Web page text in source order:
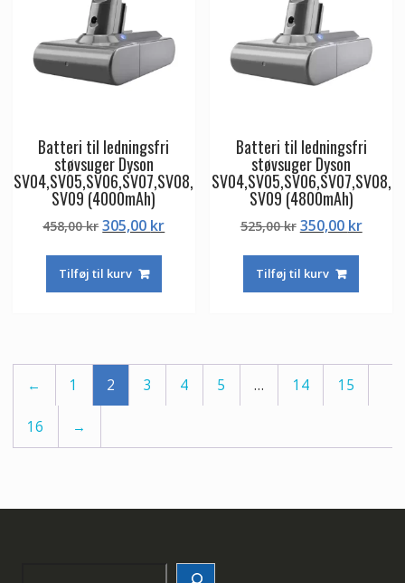
Batteri til ledningsfri
støvsuger Dyson
SV04,SV05,SV06,SV07,SV08,
SV09 (4000mAh)
458,00krDen
pris
var:
305,00 krDen
Tilføj til kurv
Batteri til ledningsfri
støvsuger Dyson
SV04,SV05,SV06,SV07,SV08,
SV09 (4800mAh)
525,00kr Den
pris
var:
350,00 krDen
Tilføj til kurv
← 1 2 3 4 5 … 14 15
16 →